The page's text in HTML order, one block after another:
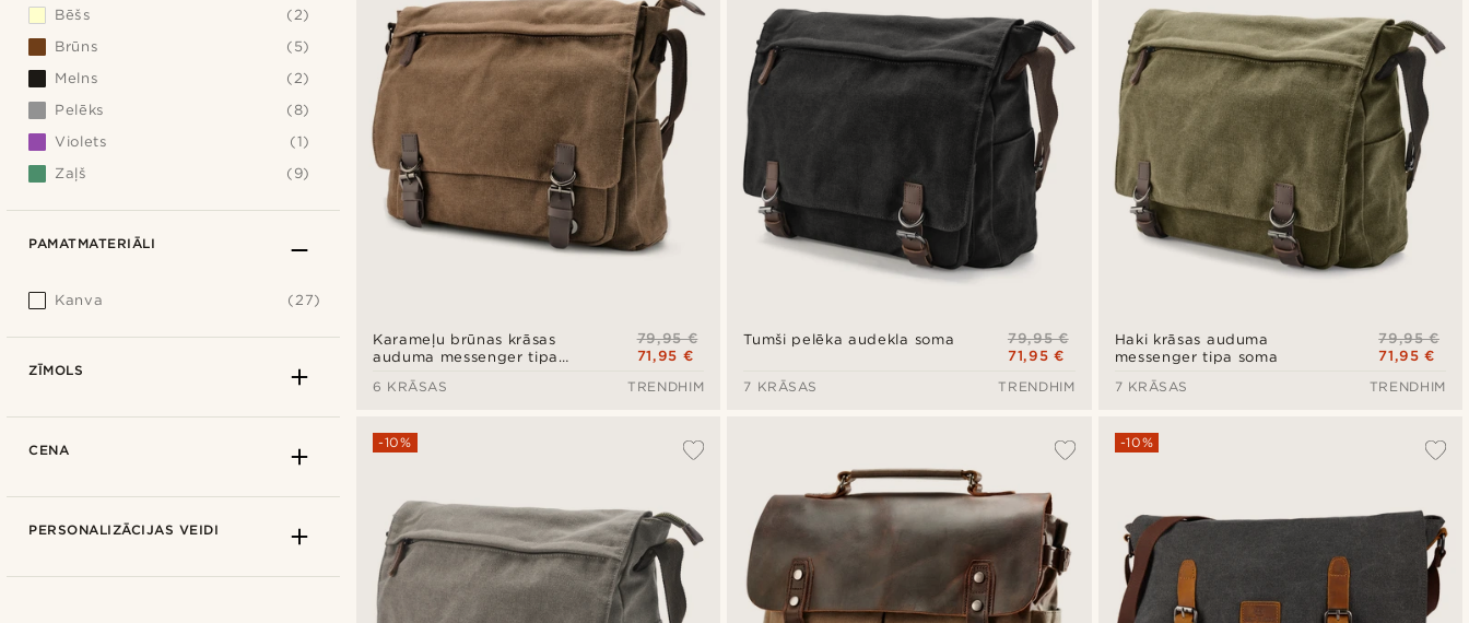
Zemākā cena
Augstākā cena
Karameļu brūnas krāsas
auduma messenger tipa
79,95 €
71,95 €
6 KRĀSAS
TRENDHIM
Tumši pelēka audekla soma
79,95 €
71,95 €
7 KRĀSAS
TRENDHIM
Haki krāsas auduma
messenger tipa soma
79,95 €
71,95 €
7 KRĀSAS
TRENDHIM
-10% -10%
Bēšs
(2)
Brūns
(5)
Melns
(2)
Pelēks
(8)
Violets
(1)
Zaļš
(9)
PAMATMATERIĀLI
Kanva (27)
ZĪMOLS
CENA
PERSONALIZĀCIJAS VEIDI